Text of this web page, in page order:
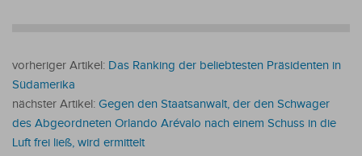
vorheriger Artikel: Das Ranking der beliebtesten Präsidenten in
Südamerika
nächster Artikel: Gegen den Staatsanwalt, der den Schwager
des Abgeordneten Orlando Arévalo nach einem Schuss in die
Luft frei ließ, wird ermittelt